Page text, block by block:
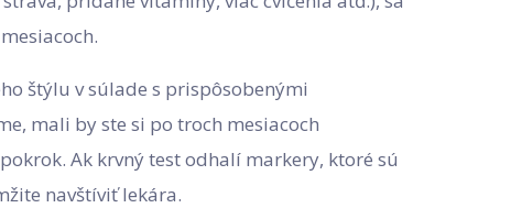
štýlu v súlade s prispôsobenými
mali by ste si po troch mesiacoch
Ak krvný test odhalí markery, ktoré sú
navštíviť lekára.